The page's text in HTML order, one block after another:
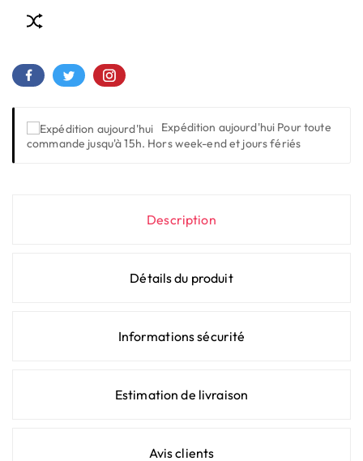
Expédition aujourd'hui Pour toute
commande jusqu'à 15h. Hors week-end et jours fériés
Description
Détails du produit
Informations sécurité
Estimation de livraison
Avis clients